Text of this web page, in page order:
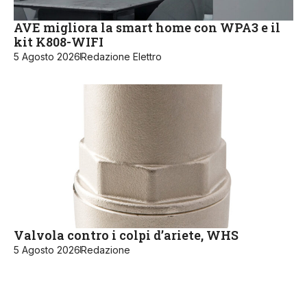
AVE migliora la smart home con WPA3 e il
kit K808-WIFI
5 Agosto 2026Redazione Elettro
Valvola contro i colpi d’ariete, WHS
5 Agosto 2026Redazione